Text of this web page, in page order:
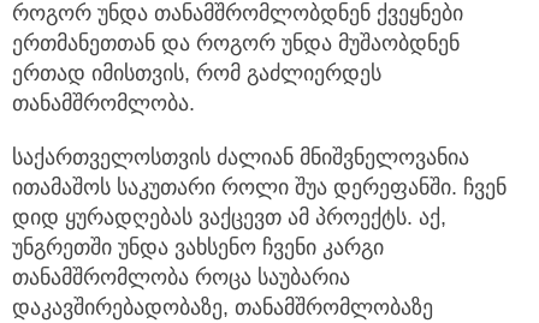
როგორ უნდა თანამშრომლობდნენ ქვეყნები
ერთმანეთთან და როგორ უნდა მუშაობდნენ
ერთად იმისთვის, რომ გაძლიერდეს
თანამშრომლობა.
საქართველოსთვის ძალიან მნიშვნელოვანია
ითამაშოს საკუთარი როლი შუა დერეფანში. ჩვენ
დიდ ყურადღებას ვაქცევთ ამ პროექტს. აქ,
უნგრეთში უნდა ვახსენო ჩვენი კარგი
თანამშრომლობა როცა საუბარია
დაკავშირებადობაზე, თანამშრომლობაზე